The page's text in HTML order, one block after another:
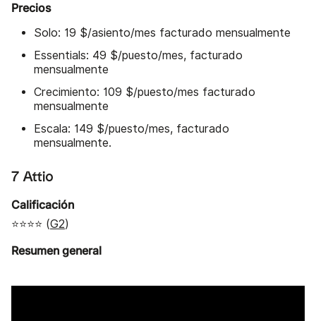
Precios
Solo: 19 $/asiento/mes facturado mensualmente
Essentials: 49 $/puesto/mes, facturado
mensualmente
Crecimiento: 109 $/puesto/mes facturado
mensualmente
Escala: 149 $/puesto/mes, facturado
mensualmente.
7 Attio
Calificación
⭐⭐⭐⭐ (G2)
Resumen general